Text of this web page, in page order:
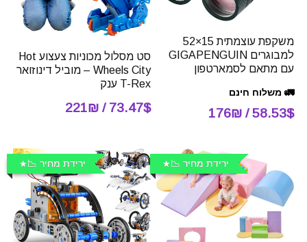
משקפת עוצמתית 15×52
למבוגרים GIGAPENGUIN
עם מתאם לסמארטפון
🚛 משלוח חינם
58.53$ / 176₪
סט מסלול מכוניות צעצוע Hot
Wheels City – מוביל דינוזואר
T-Rex ענק
73.47$ / 221₪
ירידת מחיר 📉 ירידת מחיר 📉